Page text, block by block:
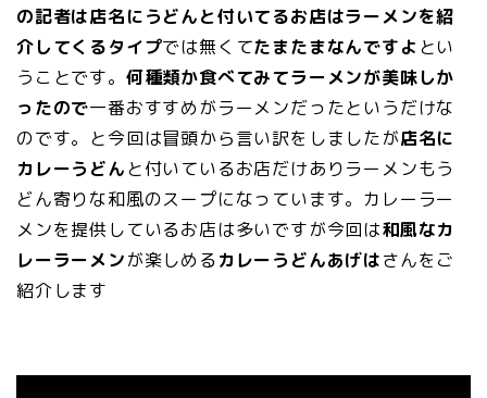
の記者は店名にうどんと付いてるお店はラーメンを紹
介してくるタイプでは無くてたまたまなんですよ とい
うことです。 何種類か食べてみてラーメンが美味しか
ったので一番おすすめがラーメンだったというだけな
のです。と今回は冒頭から言い訳をしましたが店名に
カレーうどんと付いているお店だけありラーメンもう
どん寄りな和風のスープになっています。カレーラー
メンを提供しているお店は多いですが今回は和風なカ
レーラーメンが楽しめるカレーうどんあげはさんをご
紹介します